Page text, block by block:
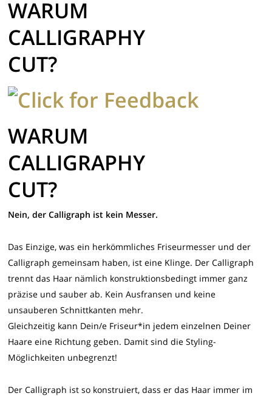
WARUM
CALLIGRAPHY
CUT?
WARUM
CALLIGRAPHY
CUT?
Nein, der Calligraph ist kein Messer.
Das Einzige, was ein herkömmliches Friseurmesser und der
Calligraph gemeinsam haben, ist eine Klinge. Der Calligraph
trennt das Haar nämlich konstruktionsbedingt immer ganz
präzise und sauber ab. Kein Ausfransen und keine
unsauberen Schnittkanten mehr.
Gleichzeitig kann Dein/e Friseur*in jedem einzelnen Deiner
Haare eine Richtung geben. Damit sind die Styling-
Möglichkeiten unbegrenzt!
Der Calligraph ist so konstruiert, dass er das Haar immer im